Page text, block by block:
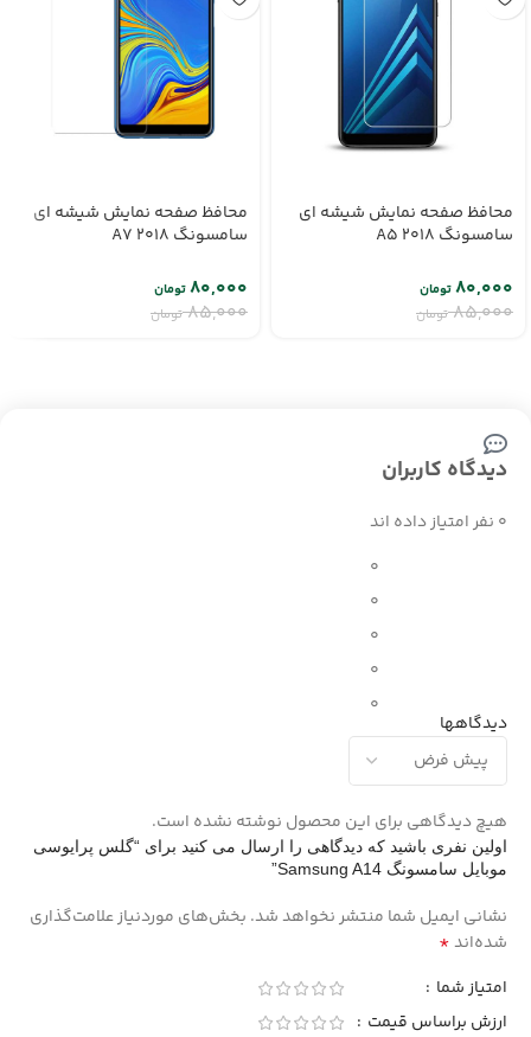
محافظ صفحه نمایش شیشه ای
سامسونگ A5 2018
۸۵,۰۰۰ تومان
۸۰,۰۰۰تومان
محافظ صفحه نمایش شیشه ای
سامسونگ A7 2018
۸۵,۰۰۰ تومان
۸۰,۰۰۰تومان
دیدگاه کاربران
0 نفر امتیاز داده اند
0
0
0
0
0
دیدگاهها
هیچ دیدگاهی برای این محصول نوشته نشده است.
اولین نفری باشید که دیدگاهی را ارسال می کنید برای “گلس پرایوسی
موبایل سامسونگ Samsung A14”
نشانی ایمیل شما منتشر نخواهد شد. بخش‌های موردنیاز علامت‌گذاری
شده‌اند*
امتیاز شما
ارزش براساس قیمت